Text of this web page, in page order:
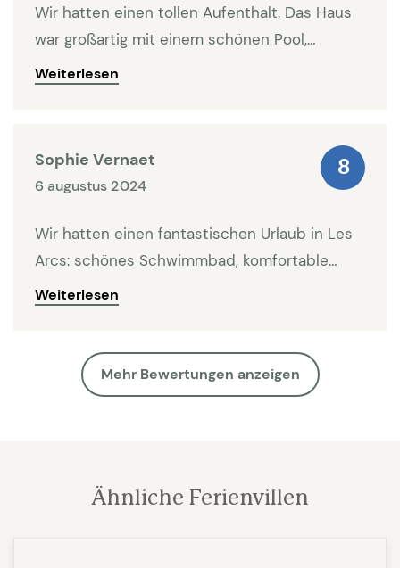
Wir hatten einen tollen Aufenthalt. Das Haus
war großartig mit einem schönen Pool,
Sonnenliegen und Sonnenschirmen. Die
staubig, aber die Badezimmer waren sauber.
Weiterlesen
Sophie Vernaet
6 augustus 2024
8
Wir hatten einen fantastischen Urlaub in Les
Arcs: schönes Schwimmbad, komfortable
Küche und wunderbar geschlafen in der
Bettwäsche und Handtücher zwischendurch
Wechseln und eine etwas bessere Reinigung.
Weiterlesen
Mehr Bewertungen anzeigen
Ähnliche Ferienvillen